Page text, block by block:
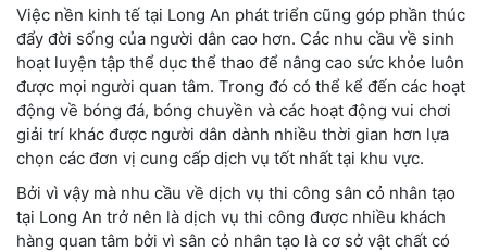
Việc nền kinh tế tại Long An phát triển cũng góp phần thúc
đẩy đời sống của người dân cao hơn. Các nhu cầu về sinh
hoạt luyện tập thể dục thể thao để nâng cao sức khỏe luôn
được mọi người quan tâm. Trong đó có thể kể đến các hoạt
động về bóng đá, bóng chuyền và các hoạt động vui chơi
giải trí khác được người dân dành nhiều thời gian hơn lựa
chọn các đơn vị cung cấp dịch vụ tốt nhất tại khu vực.
Bởi vì vậy mà nhu cầu về dịch vụ thi công sân cỏ nhân tạo
tại Long An trở nên là dịch vụ thi công được nhiều khách
hàng quan tâm bởi vì sân cỏ nhân tạo là cơ sở vật chất có